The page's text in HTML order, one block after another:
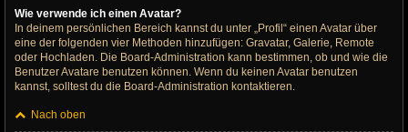
Wie verwende ich einen Avatar?
In deinem persönlichen Bereich kannst du unter „Profil“ einen Avatar über
eine der folgenden vier Methoden hinzufügen: Gravatar, Galerie, Remote
oder Hochladen. Die Board-Administration kann bestimmen, ob und wie die
Benutzer Avatare benutzen können. Wenn du keinen Avatar benutzen
kannst, solltest du die Board-Administration kontaktieren.
Nach oben